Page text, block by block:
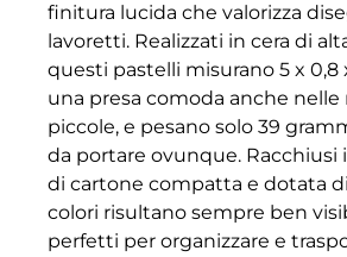
finitura lucida che valorizza
lavoretti. Realizzati in cera di
questi pastelli misurano 5 x 0,8
una presa comoda anche nelle
piccole, e pesano solo 39
da portare ovunque. Racchiusi
di cartone compatta e dotata
colori risultano sempre ben
perfetti per organizzare e